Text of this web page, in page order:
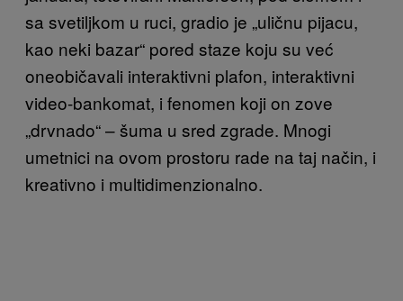
sa svetiljkom u ruci, gradio je „uličnu pijacu,
kao neki bazar“ pored staze koju su već
oneobičavali interaktivni plafon, interaktivni
video-bankomat, i fenomen koji on zove
„drvnado“ – šuma u sred zgrade. Mnogi
umetnici na ovom prostoru rade na taj način, i
kreativno i multidimenzionalno.